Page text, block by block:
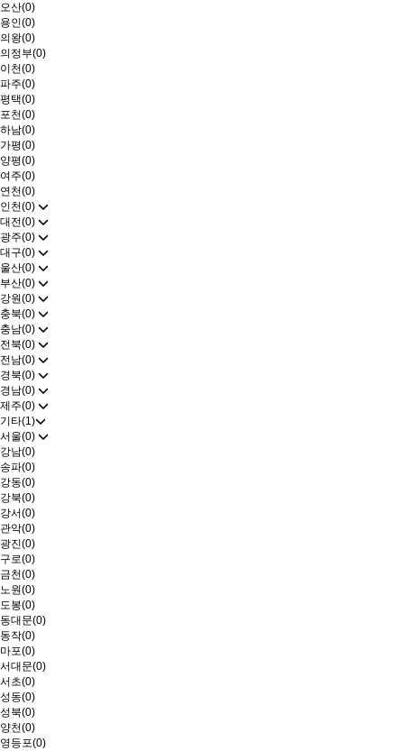
오산(0)
용인(0)
의왕(0)
의정부(0)
이천(0)
파주(0)
평택(0)
포천(0)
하남(0)
가평(0)
양평(0)
여주(0)
연천(0)
인천(0)
대전(0)
광주(0)
대구(0)
울산(0)
부산(0)
강원(0)
충북(0)
충남(0)
전북(0)
전남(0)
경북(0)
경남(0)
제주(0)
기타(1)
서울(0)
강남(0)
송파(0)
강동(0)
강북(0)
강서(0)
관악(0)
광진(0)
구로(0)
금천(0)
노원(0)
도봉(0)
동대문(0)
동작(0)
마포(0)
서대문(0)
서초(0)
성동(0)
성북(0)
양천(0)
영등포(0)